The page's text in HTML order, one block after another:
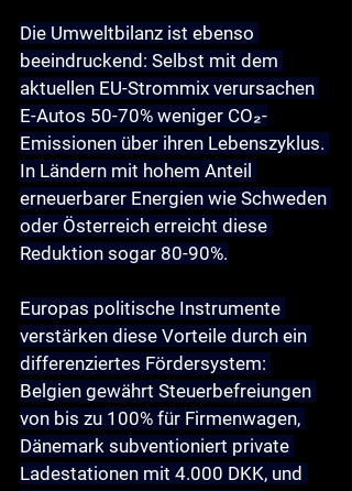
Die Umweltbilanz ist ebenso
beeindruckend: Selbst mit dem
aktuellen EU-Strommix verursachen
E-Autos 50-70% weniger CO₂-
Emissionen über ihren Lebenszyklus.
In Ländern mit hohem Anteil
erneuerbarer Energien wie Schweden
oder Österreich erreicht diese
Reduktion sogar 80-90%.
Europas politische Instrumente
verstärken diese Vorteile durch ein
differenziertes Fördersystem:
Belgien gewährt Steuerbefreiungen
von bis zu 100% für Firmenwagen,
Dänemark subventioniert private
Ladestationen mit 4.000 DKK, und